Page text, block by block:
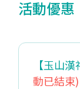
活動優惠
【玉山
動已結束)